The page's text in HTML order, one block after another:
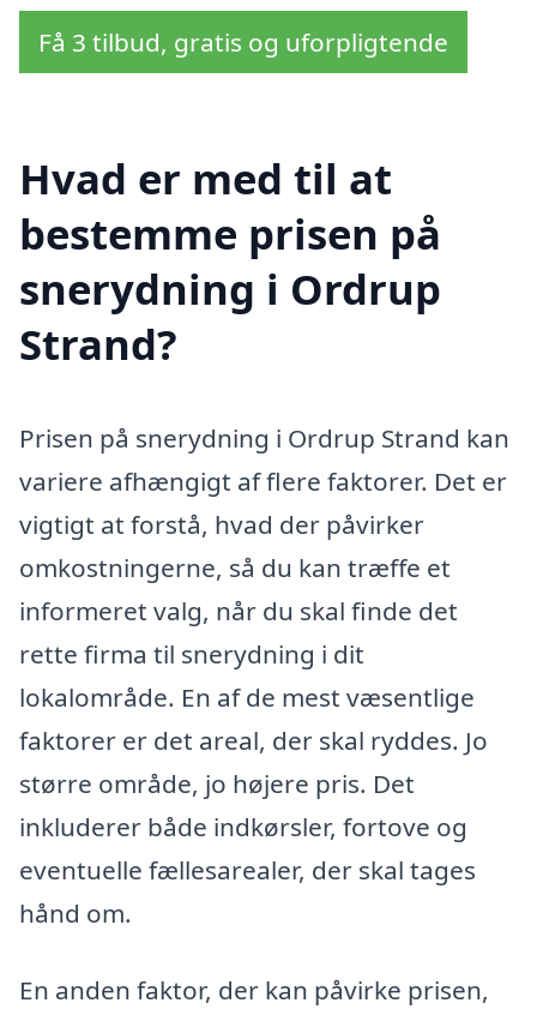
Få 3 tilbud, gratis og uforpligtende
Hvad er med til at
bestemme prisen på
snerydning i Ordrup
Strand?
Prisen på snerydning i Ordrup Strand kan
variere afhængigt af flere faktorer. Det er
vigtigt at forstå, hvad der påvirker
omkostningerne, så du kan træffe et
informeret valg, når du skal finde det
rette firma til snerydning i dit
lokalområde. En af de mest væsentlige
faktorer er det areal, der skal ryddes. Jo
større område, jo højere pris. Det
inkluderer både indkørsler, fortove og
eventuelle fællesarealer, der skal tages
hånd om.
En anden faktor, der kan påvirke prisen,